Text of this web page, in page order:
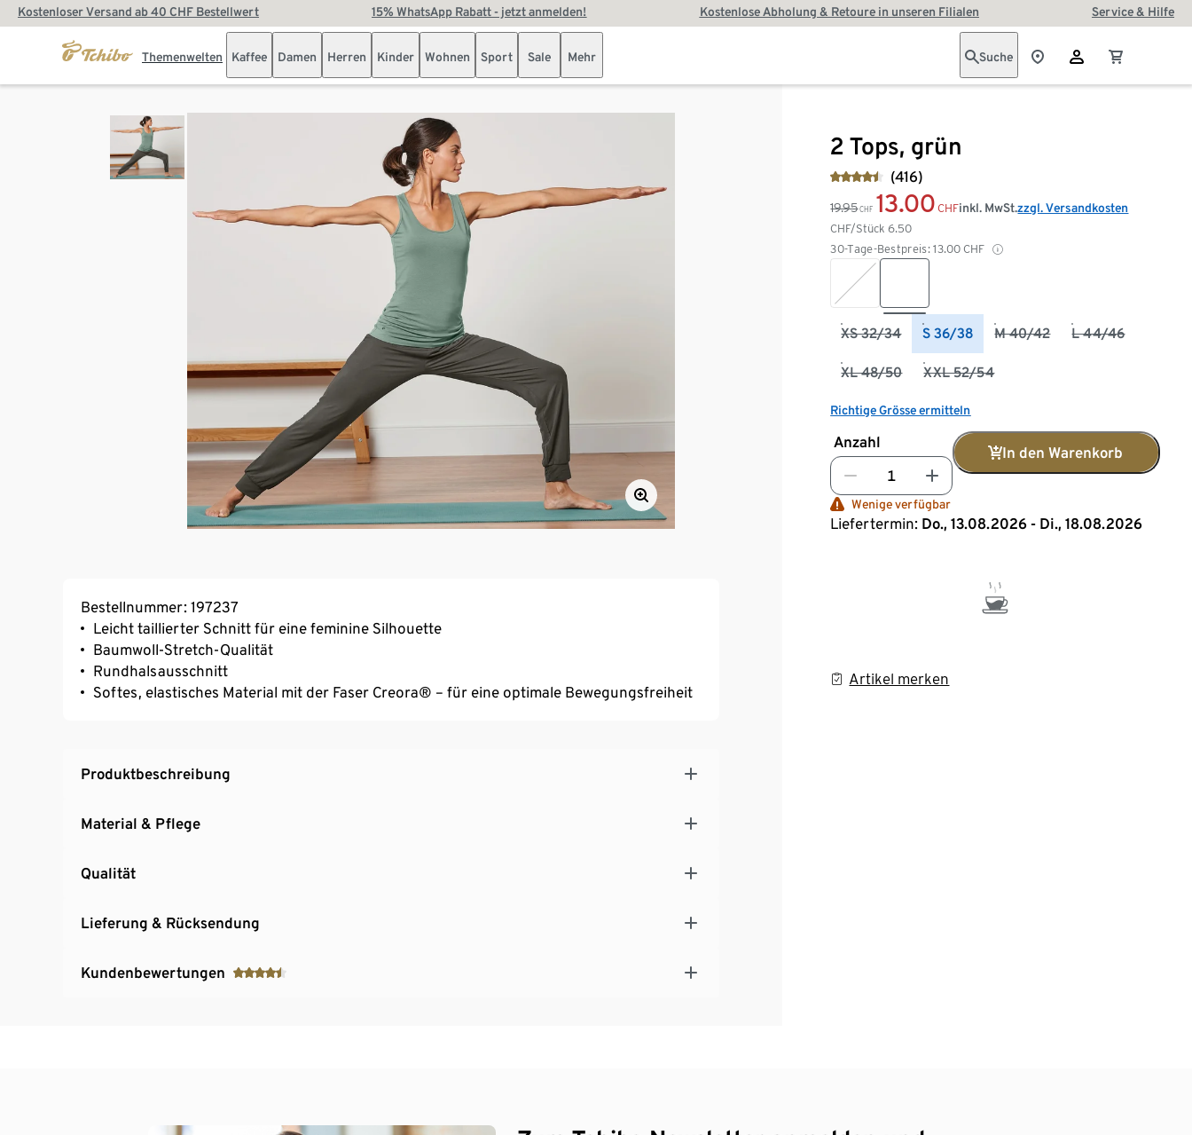
Kostenloser Versand ab 40 CHF Bestellwert 15% WhatsApp Rabatt - jetzt anmelden! Kostenlose Abholung & Retoure in unseren Filialen Service & Hilfe
Themenwelten Kaffee Damen Herren Kinder Wohnen Sport Sale Mehr Suche
2 Tops, grün
(416)
19.95 CHF 13.00 CHF
CHF/Stück6.50
30-Tage-Bestpreis: 13.00 CHF
inkl. MwSt.zzgl. Versandkosten
XS 32/34 S 36/38 M 40/42 L 44/46
XL 48/50 XXL 52/54
Richtige Grösse ermitteln
Anzahl
In den Warenkorb
Wenige verfügbar
Liefertermin: Do., 13.08.2026 - Di., 18.08.2026
Artikel merken
Bestellnummer: 197237
Leicht taillierter Schnitt für eine feminine Silhouette
Baumwoll-Stretch-Qualität
Rundhalsausschnitt
Softes, elastisches Material mit der Faser Creora® – für eine optimale Bewegungsfreiheit
Produktbeschreibung
Material & Pflege
Qualität
Lieferung & Rücksendung
Kundenbewertungen